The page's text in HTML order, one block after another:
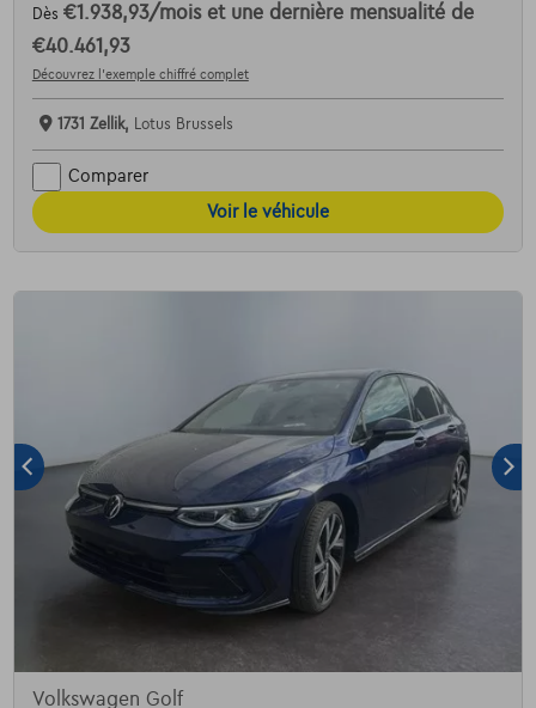
Dès €1.938,93/mois et une dernière mensualité de
€40.461,93
Découvrez l’exemple chiffré complet
1731 Zellik, Lotus Brussels
Comparer
Voir le véhicule
Volkswagen Golf